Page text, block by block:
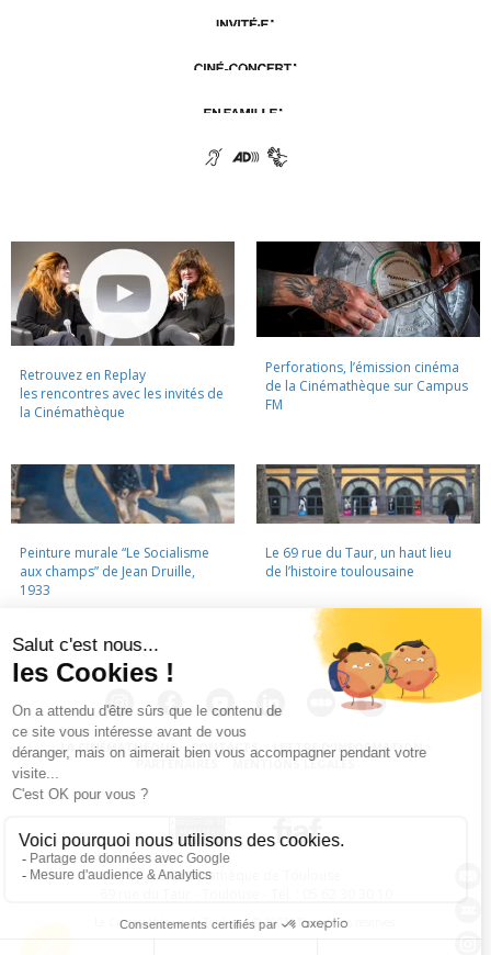
Retrouvez en Replay
les rencontres avec les invités de
la Cinémathèque
Perforations, l’émission cinéma
de la Cinémathèque sur Campus
FM
Peinture murale “Le Socialisme
aux champs” de Jean Druille,
1933
Le 69 rue du Taur, un haut lieu
de l’histoire toulousaine
LA CINÉMATHÈQUE CONTACTS · LETTRE D'INFORMATION
PARTENAIRES · MENTIONS LÉGALES
La Cinémathèque de Toulouse
La Cinémathèque de Toulouse © 2015. Tous droits réservés.